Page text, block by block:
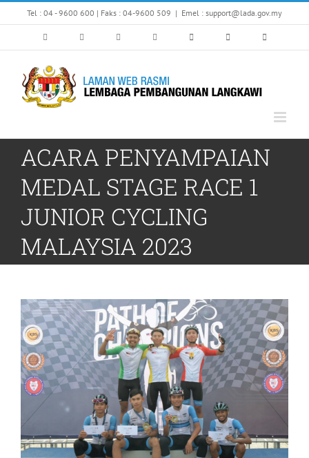
to
Tel : 04 - 9600 600 | Faks : 04-9600 509 | Emel : support@lada.gov.my
ACARA PENYAMPAIAN
MEDAL STAGE RACE 1
JUNIOR CYCLING
MALAYSIA 2023